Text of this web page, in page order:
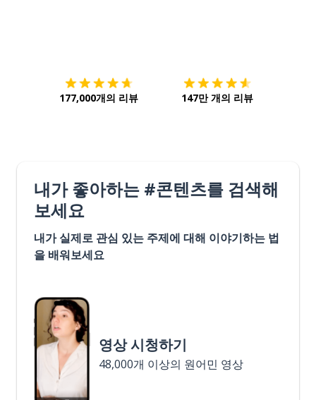
177,000개의 리뷰 147만 개의 리뷰
내가 좋아하는 #콘텐츠를 검색해
보세요
내가 실제로 관심 있는 주제에 대해 이야기하는 법
을 배워보세요
영상 시청하기
48,000개 이상의 원어민 영상